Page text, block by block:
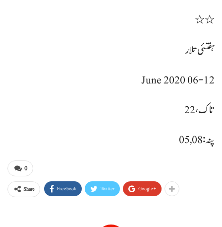
٭٭
ہفتئی تلار
06-12 June 2020
تاک، 22
پنہ : 08, 05
0
Share Facebook Twitter Google+